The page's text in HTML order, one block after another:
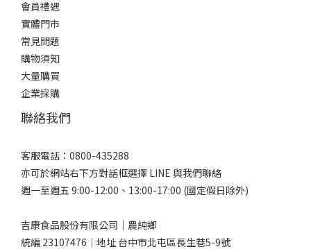
會員禮遇
實體門市
常見問題
購物須知
大量購買
企業採購
聯絡我們
客服電話：0800-435288
亦可於網站右下方對話框選擇 LINE 與我們聯絡
週一至週五 9:00-12:00、13:00-17:00 (國定假日除外)
吉康食品股份有限公司｜農純鄉
統編 23107476｜地址 台中市北屯區長生巷5-9號